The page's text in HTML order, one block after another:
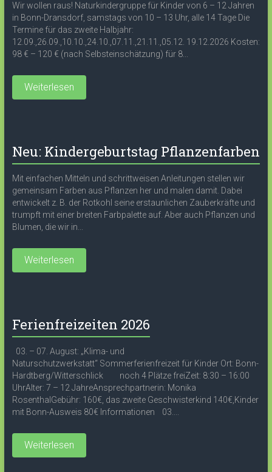
Wir wollen raus! Naturkindergruppe für Kinder von 6 – 12 Jahren
in Bonn-Dransdorf, samstags von 10 – 13 Uhr, alle 14 Tage Die
Termine für das zweite Halbjahr:
12.09.,26.09.,10.10.,24.10.,07.11.,21.11.,05.12. 19.12.2026 Kosten:
98 € – 120 € (nach Selbsteinschätzung) für 8...
Weiterlesen
Neu: Kindergeburtstag Pflanzenfarben
Mit einfachen Mitteln und schrittweisen Anleitungen stellen wir
gemeinsam Farben aus Pflanzen her und malen damit. Dabei
entwickelt z. B. der Rotkohl seine erstaunlichen Zauberkräfte und
trumpft mit einer breiten Farbpalette auf. Aber auch Pflanzen und
Blumen, die wir in...
Weiterlesen
Ferienfreizeiten 2026
03. – 07. August: „Klima- und
Naturschutzwerkstatt“ Sommerferienfreizeit für Kinder Ort: Bonn-
Hardtberg/Witterschlick noch 4 Plätze freiZeit: 8:30 – 16:00
UhrAlter: 7 – 12 JahreAnsprechpartnerin: Monika
RosenthalGebühr: 160€, das zweite Geschwisterkind 140€,Kinder
mit Bonn-Ausweis 80€ Informationen 03....
Weiterlesen